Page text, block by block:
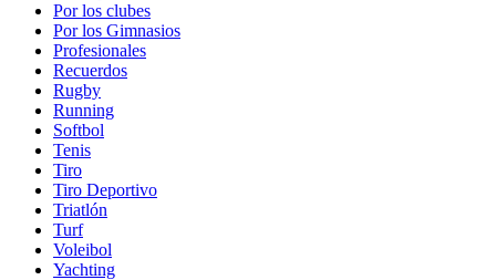
Por los clubes
Por los Gimnasios
Profesionales
Recuerdos
Rugby
Running
Softbol
Tenis
Tiro
Tiro Deportivo
Triatlón
Turf
Voleibol
Yachting